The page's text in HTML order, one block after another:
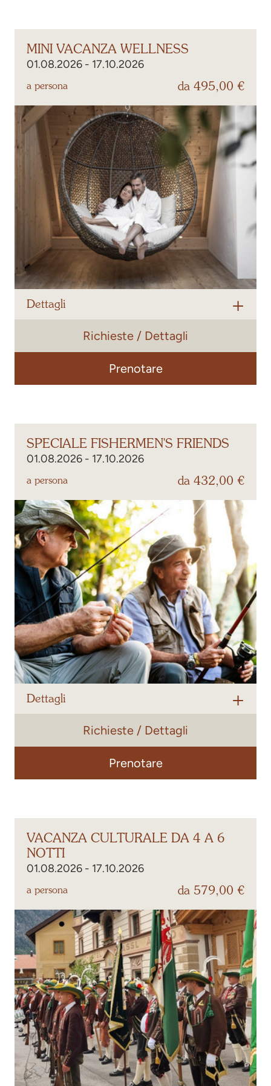
MINI VACANZA WELLNESS
01.08.2026 - 17.10.2026
a persona da 495,00 €
Dettagli
pacchetto wellness, vi aspettano
puro relax– conmezza pensionee accesso completo
Richieste / Dettagli
Prenotare
SPECIALE FISHERMEN'S FRIENDS
01.08.2026 - 17.10.2026
a persona da 432,00 €
Dettagli
Come nostro ospite e appassionato di pesca, avrete
accesso alle nostreacque di pesca private.
almeno 3 notti, riceverete
Richieste / Dettagli
Prenotare
VACANZA CULTURALE DA 4 A 6
NOTTI
01.08.2026 - 17.10.2026
a persona da 579,00 €